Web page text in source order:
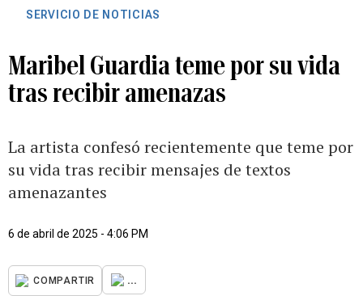
SERVICIO DE NOTICIAS
Maribel Guardia teme por su vida
tras recibir amenazas
La artista confesó recientemente que teme por
su vida tras recibir mensajes de textos
amenazantes
6 de abril de 2025 - 4:06 PM
COMPARTIR ...